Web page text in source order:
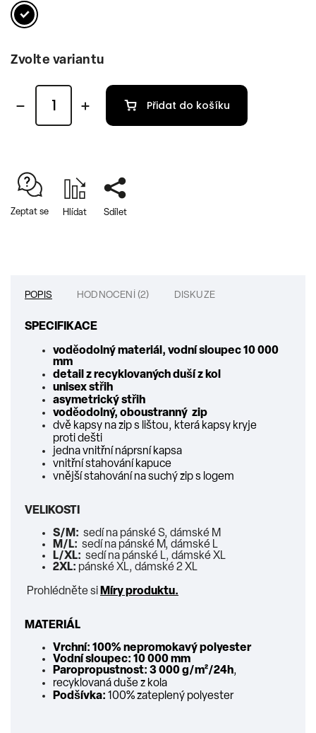
Zvolte variantu
Přidat do košíku
Zeptat se Hlídat Sdílet
POPIS HODNOCENÍ (2) DISKUZE
SPECIFIKACE
voděodolný materiál, vodní sloupec 10 000
mm
detail z recyklovaných duší z kol
unisex střih
asymetrický střih
voděodolný, oboustranný zip
dvě kapsy na zip s lištou, která kapsy kryje
proti dešti
jedna vnitřní náprsní kapsa
vnitřní stahování kapuce
vnější stahování na suchý zip s logem
VELIKOSTI
S/M: sedí na pánské S, dámské M
M/L: sedí na pánské M, dámské L
L/XL: sedí na pánské L, dámské XL
2XL: pánské XL, dámské 2 XL
Prohlédněte si Míry produktu.
MATERIÁL
Vrchní: 100% nepromokavý polyester
Vodní sloupec: 10 000 mm
Paropropustnost: 3 000 g/m²/24h,
recyklovaná duše z kola
Podšívka: 100% zateplený polyester